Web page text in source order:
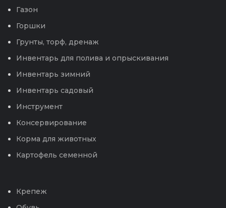
Газон
Горшки
Грунты, торф, дренаж
Инвентарь для полива и опрыскивания
Инвентарь зимний
Инвентарь садовый
Инструмент
Консервирование
Корма для животных
Картофель семенной
Крепеж